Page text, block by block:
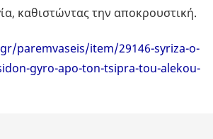
καθιστώντας την αποκρουστική.
paremvaseis/item/29146-syriza-o-
gyro-apo-ton-tsipra-tou-alekou-